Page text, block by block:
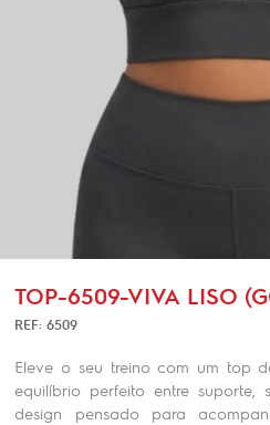
TOP-6509-VIVA LISO
REF: 6509
Eleve o seu treino com um top
equilíbrio perfeito entre suporte,
design pensado para